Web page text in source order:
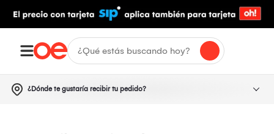
¿Dónde te gustaría recibir tu pedido?